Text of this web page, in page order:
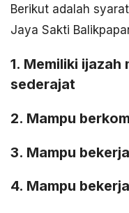
Berikut adalah
Jaya Sakti
1. Memiliki ijazah
sederajat
2. Mampu
3. Mampu
4. Mampu